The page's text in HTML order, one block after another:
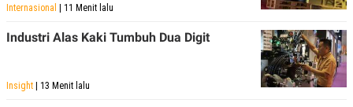
Internasional | 11 Menit lalu
Industri Alas Kaki Tumbuh Dua Digit
Insight | 13 Menit lalu